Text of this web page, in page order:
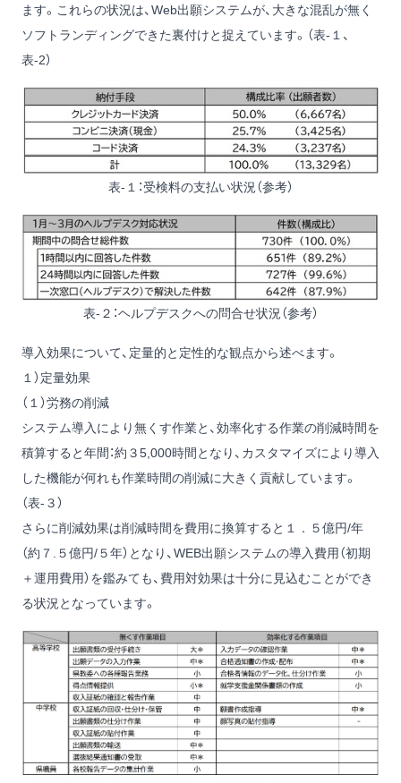
ます。これらの状況は、Web出願システムが、大きな混乱が無く
ソフトランディングできた裏付けと捉えています。（表-１、
表-2）
表-１：受検料の支払い状況（参考）
表-２：ヘルプデスクへの問合せ状況（参考）
導入効果について、定量的と定性的な観点から述べます。
１）定量効果
（１）労務の削減
システム導入により無くす作業と、効率化する作業の削減時間を
積算すると年間：約３5,000時間となり、カスタマイズにより導入
した機能が何れも作業時間の削減に大きく貢献しています。
（表-３）
さらに削減効果は削減時間を費用に換算すると１．５億円/年
（約７.５億円/５年）となり、WEB出願システムの導入費用（初期
＋運用費用）を鑑みても、費用対効果は十分に見込むことができ
る状況となっています。